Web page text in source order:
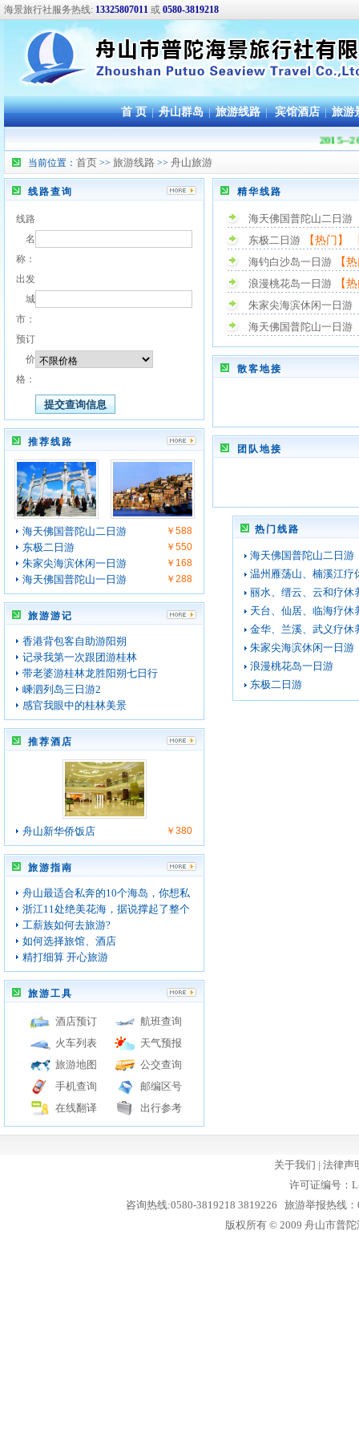
海景旅行社服务热线: 13325807011 或 0580-3819218
首 页 | 舟山群岛 | 旅游线路 | 宾馆酒店 | 旅游
2015--
当前位置： 首页 >> 旅游线路 >> 舟山旅游
线路查询
线路
名
称：
出发
城
市：
预订
价
格：
推荐线路
海天佛国普陀山二日游 ￥588
东极二日游 ￥550
朱家尖海滨休闲一日游 ￥168
海天佛国普陀山一日游 ￥288
旅游游记
香港背包客自助游阳朔
记录我第一次跟团游桂林
带老婆游桂林龙胜阳朔七日行
嵊泗列岛三日游2
感官我眼中的桂林美景
推荐酒店
舟山新华侨饭店 ￥380
旅游指南
舟山最适合私奔的10个海岛，你想私
浙江11处绝美花海，据说撑起了整个
工薪族如何去旅游?
如何选择旅馆、酒店
精打细算 开心旅游
旅游工具
酒店预订
航班查询
火车列表
天气预报
旅游地图
公交查询
手机查询
邮编区号
在线翻译
出行参考
精华线路
海天佛国普陀山二日游
东极二日游【热门】
海钓白沙岛一日游【热
浪漫桃花岛一日游【热
朱家尖海滨休闲一日游
海天佛国普陀山一日游
散客地接
团队地接
热门线路
海天佛国普陀山二日游
温州雁荡山、楠溪江疗
丽水、缙云、云和疗休
天台、仙居、临海疗休
金华、兰溪、武义疗休
朱家尖海滨休闲一日游
浪漫桃花岛一日游
东极二日游
关于我们 | 法律声
许可证编号：
咨询热线:0580-3819218 3819226 旅游举报热线
版权所有 © 2009 舟山市普